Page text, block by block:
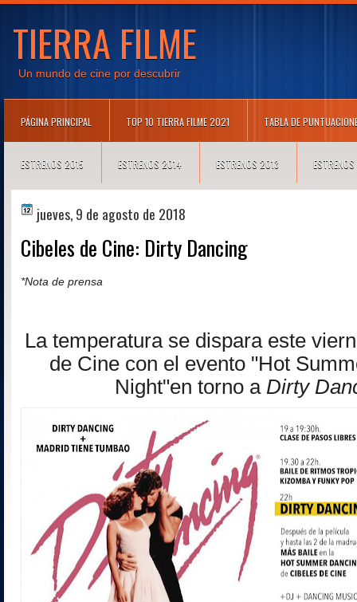
TIERRA FILME
Un mundo de cine por descubrir
PÁGINA PRINCIPAL TOP 10 TIERRA FILME 2021 TABLA DE
ESTRENOS 2015 ESTRENOS 2014 ESTRENOS 2013
jueves, 9 de agosto de 2018
Cibeles de Cine: Dirty Dancing
*Nota de prensa
La temperatura se dispara este
de Cine con el evento "Hot
Night"en torno a Dirty